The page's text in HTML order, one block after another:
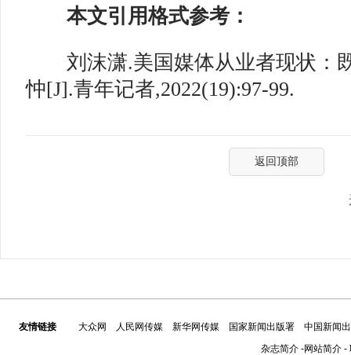
本文引用格式参考：
刘沫潇.美国媒体从业者现状：
忡[J].青年记者,2022(19):97-99.
返回顶部
友情链接 大众网 人民网传媒 新华网传媒 国家新闻出版署
中国新闻
杂志简介-网站简介-